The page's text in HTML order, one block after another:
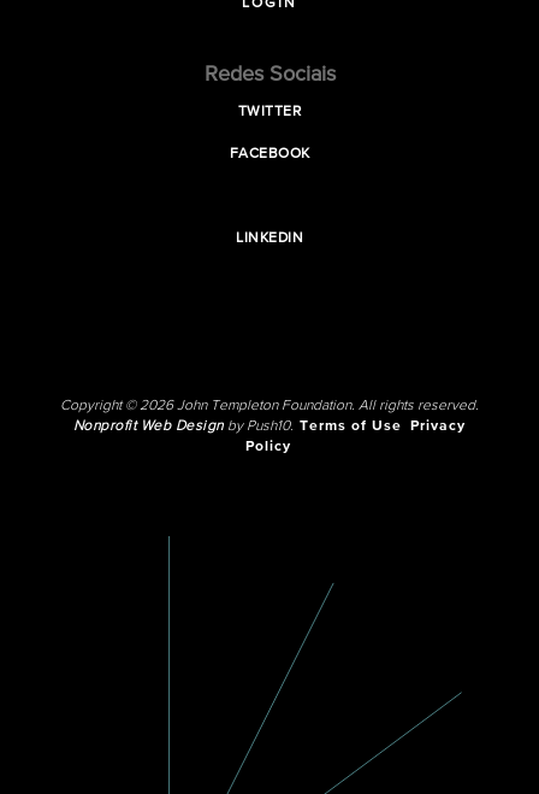
LOGIN
Redes Sociais
TWITTER
FACEBOOK
LINKEDIN
Copyright © 2026 John Templeton Foundation. All rights reserved.
Nonprofit Web Designby Push10. Terms of Use
Privacy
Policy